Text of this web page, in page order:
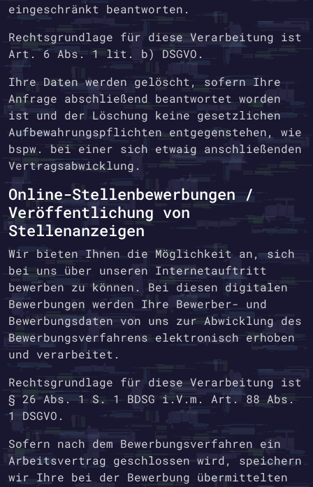
eingeschränkt beantworten.
Rechtsgrundlage für diese Verarbeitung ist
Art. 6 Abs. 1 lit. b) DSGVO.
Ihre Daten werden gelöscht, sofern Ihre
Anfrage abschließend beantwortet worden
ist und der Löschung keine gesetzlichen
Aufbewahrungspflichten entgegenstehen, wie
bspw. bei einer sich etwaig anschließenden
Vertragsabwicklung.
Online-Stellenbewerbungen /
Veröffentlichung von
Stellenanzeigen
Wir bieten Ihnen die Möglichkeit an, sich
bei uns über unseren Internetauftritt
bewerben zu können. Bei diesen digitalen
Bewerbungen werden Ihre Bewerber- und
Bewerbungsdaten von uns zur Abwicklung des
Bewerbungsverfahrens elektronisch erhoben
und verarbeitet.
Rechtsgrundlage für diese Verarbeitung ist
§ 26 Abs. 1 S. 1 BDSG i.V.m. Art. 88 Abs.
1 DSGVO.
Sofern nach dem Bewerbungsverfahren ein
Arbeitsvertrag geschlossen wird, speichern
wir Ihre bei der Bewerbung übermittelten